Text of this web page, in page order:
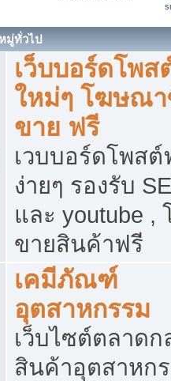
มู่ทั่วไป
เว็บบอร์ดโพส
ใหม่ๆ โฆษณ
ขาย ฟรี
เวบบอร์ดโพสต์
ง่ายๆ รองรับ
และ youtube ,
ขายสินค้าฟรี
เคมีภัณฑ์
อุตสาหกรรม
เว็บไซต์ตลาดก
สินค้าอุตสาหก